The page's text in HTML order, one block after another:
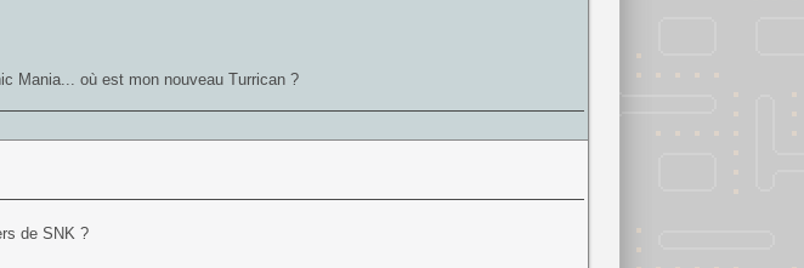
Mania... où est mon nouveau Turrican ?
de SNK ?